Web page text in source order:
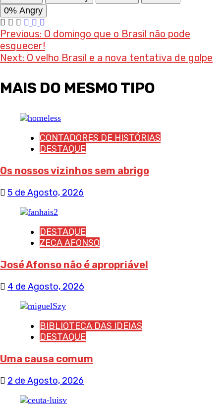
0% Angry
Post
navigation
Previous: O domingo que o Brasil não pode
esquecer!
Next: O velho Brasil e a nova tentativa de golpe
MAIS DO MESMO TIPO
CONTADORES DE HISTÓRIAS
DESTAQUE
Os nossos vizinhos sem abrigo
5 de Agosto, 2026
DESTAQUE
ZECA AFONSO
José Afonso não é apropriável
4 de Agosto, 2026
BIBLIOTECA DAS IDEIAS
DESTAQUE
Uma causa comum
2 de Agosto, 2026